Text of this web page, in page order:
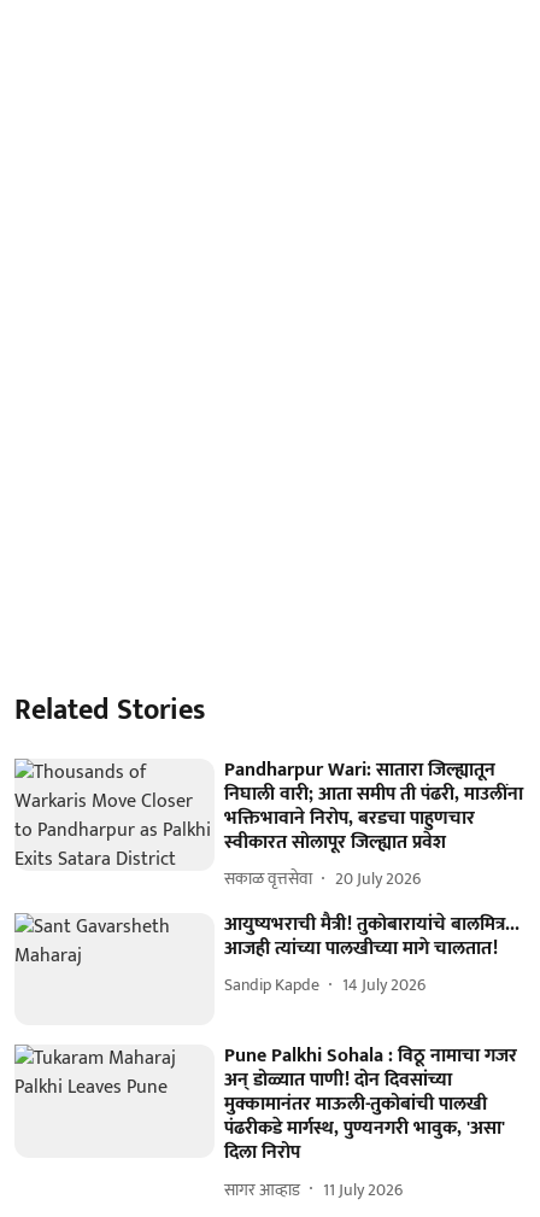
Related Stories
Pandharpur Wari: सातारा जिल्ह्यातून
निघाली वारी; आता समीप ती पंढरी, माउलींना
भक्तिभावाने निरोप, बरडचा पाहुणचार
स्वीकारत सोलापूर जिल्ह्यात प्रवेश
सकाळ वृत्तसेवा 20 July 2026
आयुष्यभराची मैत्री! तुकोबारायांचे बालमित्र...
आजही त्यांच्या पालखीच्या मागे चालतात!
Sandip Kapde 14 July 2026
Pune Palkhi Sohala : विठू नामाचा गजर
अन् डोळ्यात पाणी! दोन दिवसांच्या
मुक्कामानंतर माऊली-तुकोबांची पालखी
पंढरीकडे मार्गस्थ, पुण्यनगरी भावुक, 'असा'
दिला निरोप
सागर आव्हाड 11 July 2026